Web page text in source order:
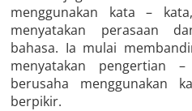
menggunakan kata –
menyatakan perasaan
bahasa. Ia mulai
menyatakan pengertian
berusaha menggunakan
berpikir.